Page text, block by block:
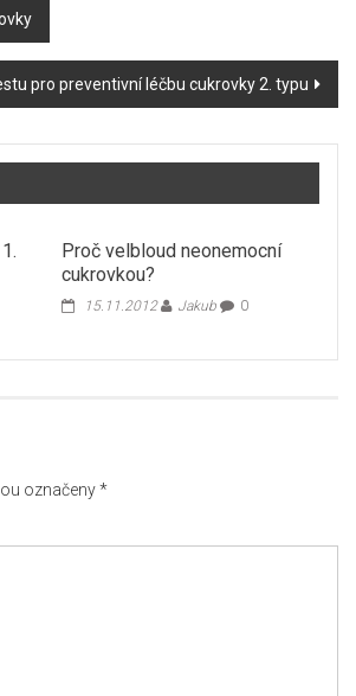
pro preventivní léčbu cukrovky 2. typu
Proč velbloud neonemocní
cukrovkou?
15.11.2012 Jakub 0
označeny*